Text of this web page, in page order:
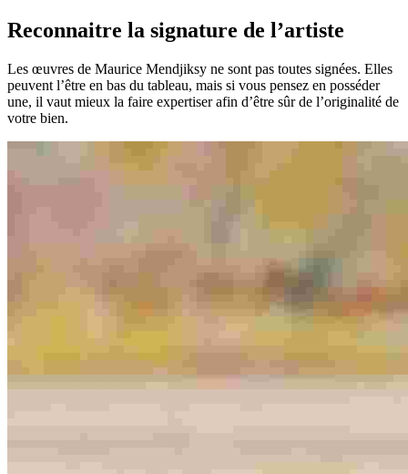
Reconnaitre la signature de l’artiste
Les œuvres de Maurice Mendjiksy ne sont pas toutes signées. Elles
peuvent l’être en bas du tableau, mais si vous pensez en posséder
une, il vaut mieux la faire expertiser afin d’être sûr de l’originalité de
votre bien.